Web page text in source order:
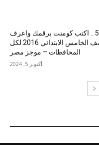
نتيجة خامسة 5 .. اكتب كومنت برقمك واعرف
نتيجة الصف الخامس الابتدائي 2016 لكل
المحافظات – موجز مصر
أكتوبر 5, 2024